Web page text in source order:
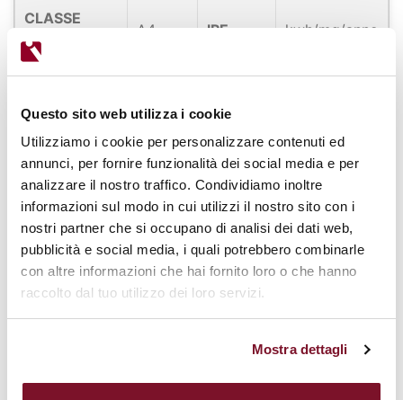
Questo sito web utilizza i cookie
Utilizziamo i cookie per personalizzare contenuti ed
annunci, per fornire funzionalità dei social media e per
analizzare il nostro traffico. Condividiamo inoltre
informazioni sul modo in cui utilizzi il nostro sito con i
nostri partner che si occupano di analisi dei dati web,
pubblicità e social media, i quali potrebbero combinarle
con altre informazioni che hai fornito loro o che hanno
raccolto dal tuo utilizzo dei loro servizi.
Mostra dettagli
CLASSE
CATASTALE
A4 IPE kwh/mq/anno
Mappa
+
−